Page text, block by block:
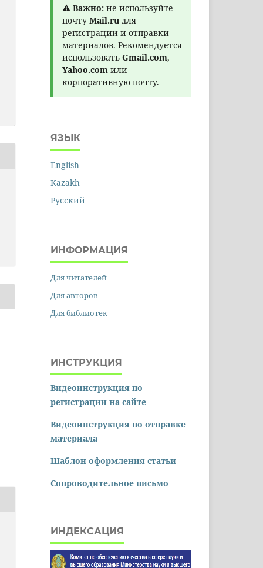
⚠ Важно: не используйте
почту Mail.ru для
регистрации и отправки
материалов. Рекомендуется
использовать Gmail.com,
Yahoo.com или
корпоративную почту.
ЯЗЫК
English
Kazakh
Русский
ИНФОРМАЦИЯ
Для читателей
Для авторов
Для библиотек
ИНСТРУКЦИЯ
Видеоинструкция по
регистрации на сайте
Видеоинструкция по отправке
материала
Шаблон оформления статьи
Сопроводительное письмо
ИНДЕКСАЦИЯ